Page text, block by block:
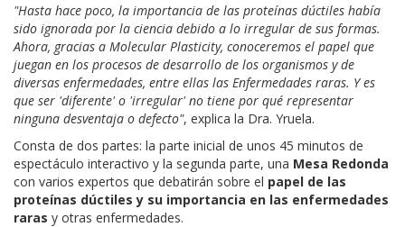
"Hasta hace poco, la importancia de las proteínas dúctiles había
sido ignorada por la ciencia debido a lo irregular de sus formas.
Ahora, gracias a Molecular Plasticity, conoceremos el papel que
juegan en los procesos de desarrollo de los organismos y de
diversas enfermedades, entre ellas las Enfermedades raras. Y es
que ser 'diferente' o 'irregular' no tiene por qué representar
ninguna desventaja o defecto", explica la Dra. Yruela.
Consta de dos partes: la parte inicial de unos 45 minutos de
espectáculo interactivo y la segunda parte, una Mesa Redonda
con varios expertos que debatirán sobre el papel de las
proteínas dúctiles y su importancia en las enfermedades
raras y otras enfermedades.